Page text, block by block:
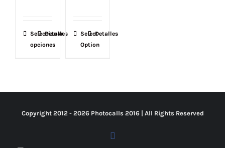
Seleccionar
opciones
Este
producto
variantes.
opciones
Detalles
Select
Option
Detalles
Copyright 2012 - 2026 Photocalls 2016| All Rights Reserved